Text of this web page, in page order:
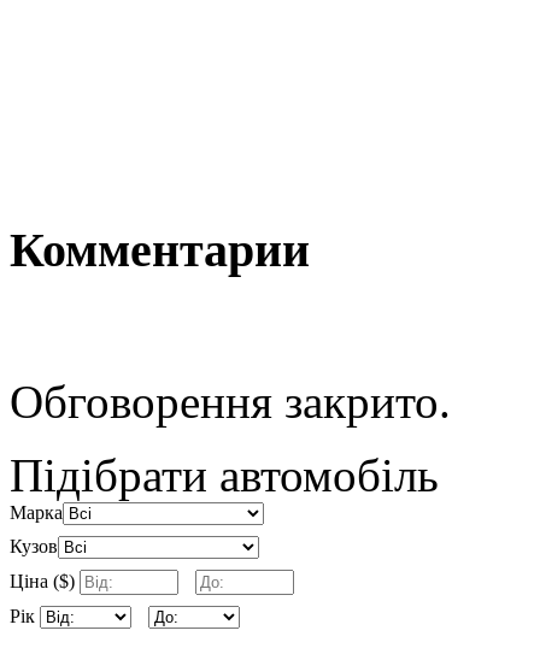
Комментарии
Обговорення закрито.
Підібрати автомобіль
Марка
Кузов
Ціна ($)
Рік